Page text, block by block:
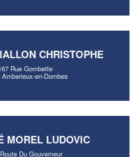
CHRISTOPHE
Rue Gombette
Amberieux-en-Dombes
MOREL LUDOVIC
Du Gouverneur